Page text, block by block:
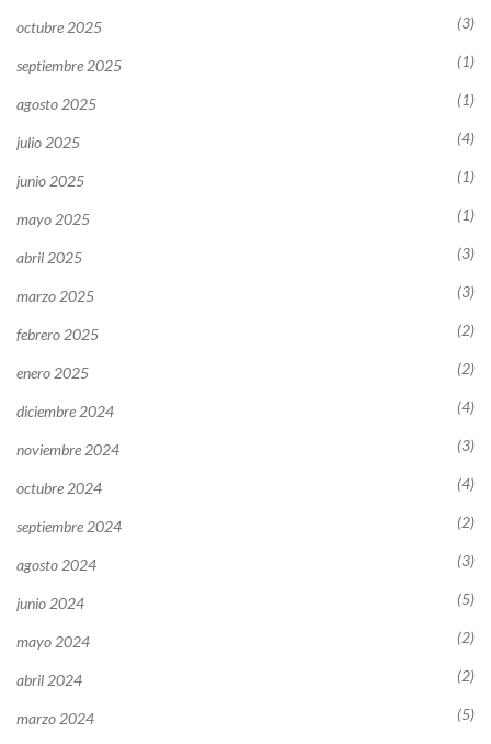
octubre 2025 (3)
septiembre 2025 (1)
agosto 2025 (1)
julio 2025 (4)
junio 2025 (1)
mayo 2025 (1)
abril 2025 (3)
marzo 2025 (3)
febrero 2025 (2)
enero 2025 (2)
diciembre 2024 (4)
noviembre 2024 (3)
octubre 2024 (4)
septiembre 2024 (2)
agosto 2024 (3)
junio 2024 (5)
mayo 2024 (2)
abril 2024 (2)
marzo 2024 (5)